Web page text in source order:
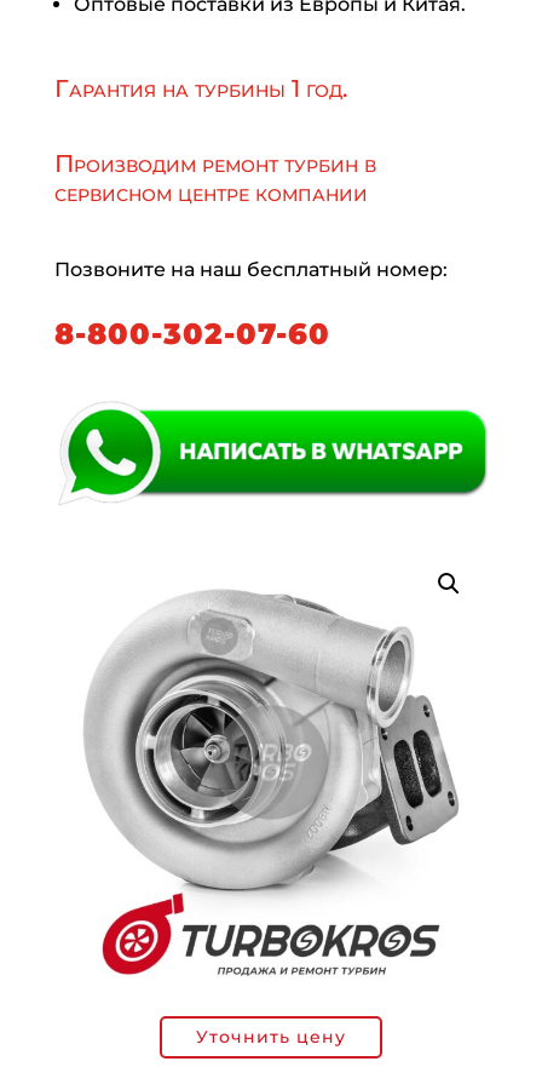
Оптовые поставки из Европы и Китая.
Гарантия на турбины 1 год.
Производим ремонт турбин в
сервисном центре компании
Позвоните на наш бесплатный номер:
8-800-302-07-60
Уточнить цену